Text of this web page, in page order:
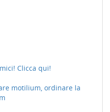
Clicca qui!
motilium, ordinare la